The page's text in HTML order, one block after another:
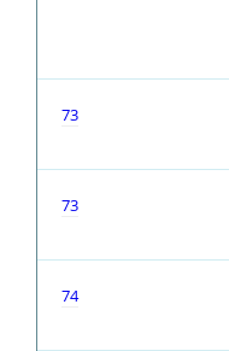
73
73
74